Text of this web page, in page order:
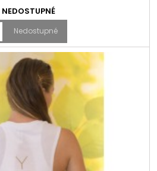
NEDOSTUPNÉ
Nedostupné